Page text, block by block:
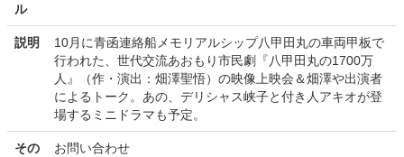
ル
説明
10月に青函連絡船メモリアルシップ八甲田丸の車両甲板で
行われた、世代交流あおもり市民劇『八甲田丸の1700万
人』（作・演出：畑澤聖悟）の映像上映会＆畑澤や出演者
によるトーク。あの、デリシャス峡子と付き人アキオが登
場するミニドラマも予定。
その
お問い合わせ